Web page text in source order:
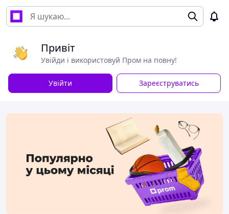
Привіт
Увійди і використовуй Пром на повну!
Увійти Зареєструватись